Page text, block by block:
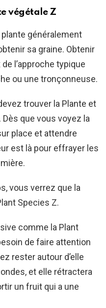
végétale Z
généralement
sa graine. Obtenir
l’approche typique
ou une tronçonneuse.
trouver la Plante et
que vous voyez la
place et attendre
est là pour effrayer les
vous verrez que la
Species Z.
comme la Plant
de faire attention
rester autour d’elle
et elle rétractera
un fruit qui a une